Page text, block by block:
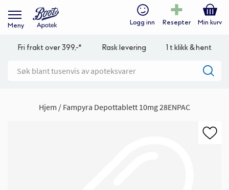
Meny Logg inn Resepter Min kurv
Fri frakt over 399,-* Rask levering 1 t klikk & hent
Hjem Fampyra Depottablett 10mg 28ENPAC